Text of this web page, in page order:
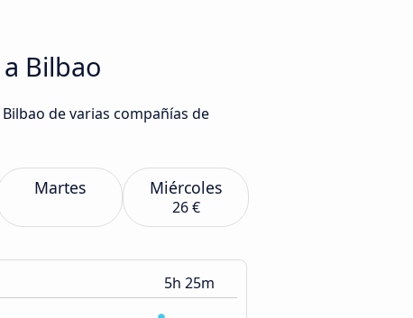
Bilbao
de varias compañías de
Martes Miércoles
26 €
5h 25m